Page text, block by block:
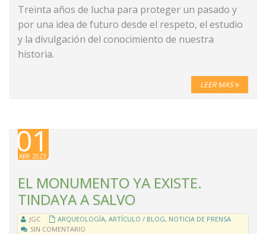
Treinta años de lucha para proteger un pasado y
por una idea de futuro desde el respeto, el estudio
y la divulgación del conocimiento de nuestra
historia.
LEER MAS
01
ABR 2023
EL MONUMENTO YA EXISTE.
TINDAYA A SALVO
JGC ARQUEOLOGÍA, ARTÍCULO / BLOG, NOTICIA DE PRENSA
SIN COMENTARIO